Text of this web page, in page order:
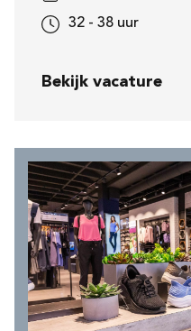
32 - 38 uur
Bekijk vacature